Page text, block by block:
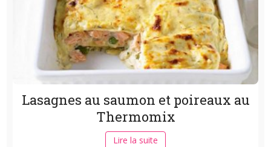
Lasagnes au saumon et poireaux au
Thermomix
Lire la suite